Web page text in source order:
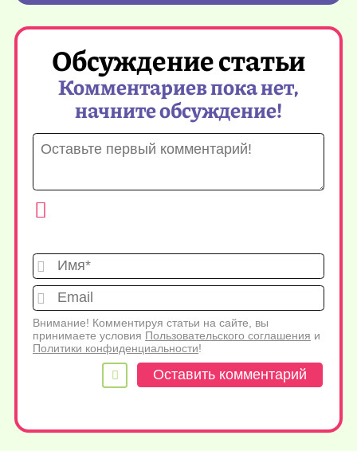
Обсуждение статьи
Комментариев пока нет,
начните обсуждение!
Имя*
Внимание! Комментируя статьи на сайте, вы
принимаете условия Пользовательского соглашения и
Политики конфиденциальности!